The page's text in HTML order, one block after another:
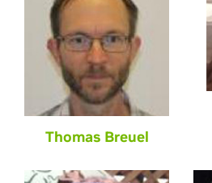
Thomas Breuel